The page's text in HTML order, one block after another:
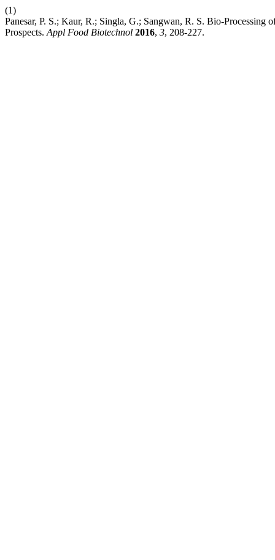
(1)
Panesar, P. S.; Kaur, R.; Singla, G.; Sangwan, R. S. Bio-
Prospects. Appl Food Biotechnol 2016, 3, 208-227.